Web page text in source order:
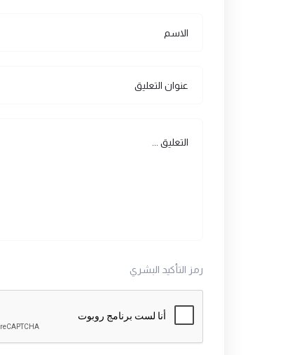
رمز التأكيد البشري